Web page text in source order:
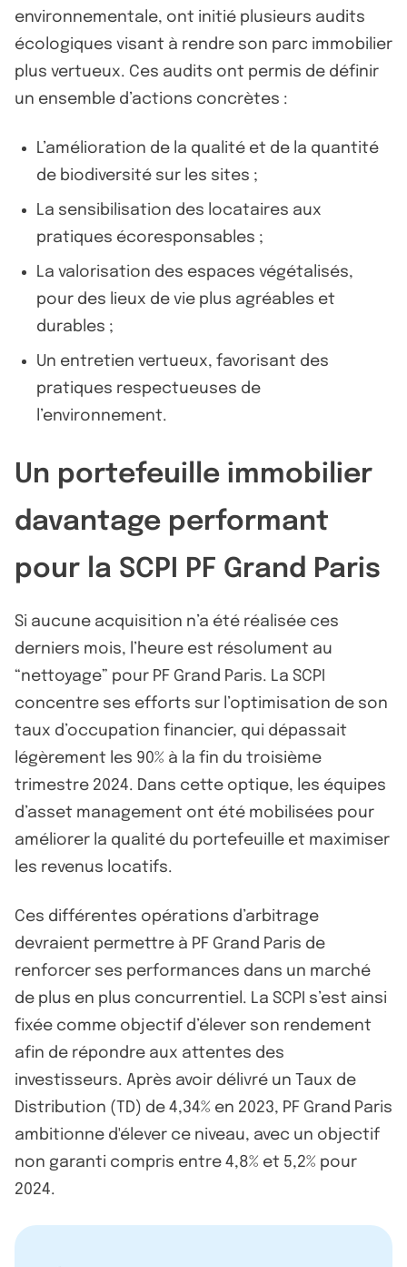
environnementale, ont initié plusieurs audits
écologiques visant à rendre son parc immobilier
plus vertueux. Ces audits ont permis de définir
un ensemble d’actions concrètes :
L’amélioration de la qualité et de la quantité
de biodiversité sur les sites ;
La sensibilisation des locataires aux
pratiques écoresponsables ;
La valorisation des espaces végétalisés,
pour des lieux de vie plus agréables et
durables ;
Un entretien vertueux, favorisant des
pratiques respectueuses de
l’environnement.
Un portefeuille immobilier
davantage performant
pour la SCPI PF Grand Paris
Si aucune acquisition n’a été réalisée ces
derniers mois, l’heure est résolument au
“nettoyage” pour PF Grand Paris. La SCPI
concentre ses efforts sur l’optimisation de son
taux d’occupation financier, qui dépassait
légèrement les 90% à la fin du troisième
trimestre 2024. Dans cette optique, les équipes
d’asset management ont été mobilisées pour
améliorer la qualité du portefeuille et maximiser
les revenus locatifs.
Ces différentes opérations d’arbitrage
devraient permettre à PF Grand Paris de
renforcer ses performances dans un marché
de plus en plus concurrentiel. La SCPI s’est ainsi
fixée comme objectif d’élever son rendement
afin de répondre aux attentes des
investisseurs. Après avoir délivré un Taux de
Distribution (TD) de 4,34% en 2023, PF Grand Paris
ambitionne d'élever ce niveau, avec un objectif
non garanti compris entre 4,8% et 5,2% pour
2024.